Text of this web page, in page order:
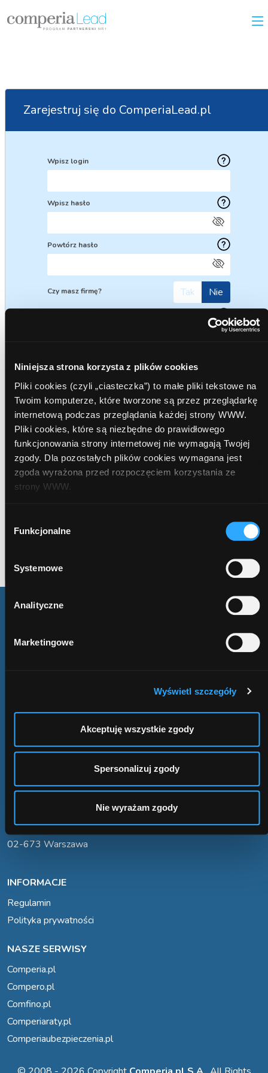
Niniejsza strona korzysta z plików cookies
Pliki cookies (czyli „ciasteczka”) to małe pliki tekstowe na
Twoim komputerze, które tworzone są przez przeglądarkę
internetową podczas przeglądania każdej strony WWW.
Pliki cookies, które są niezbędne do prawidłowego
funkcjonowania strony internetowej nie wymagają Twojej
zgody. Dla pozostałych plików cookies wymagana jest
zgoda wyrażona przed rozpoczęciem korzystania ze
strony WWW.
korzystania z plików cookies. Więcej:
Polityka
zgody
Funkcjonalne
Systemowe
Analityczne
Marketingowe
Wyświetl szczegóły
Akceptuję wszystkie zgody
Spersonalizuj zgody
Nie wyrażam zgody
Zarejestruj się do ComperiaLead.pl
Wpisz login
Wpisz hasło
Powtórz hasło
Czy masz firmę? Tak Nie
Wpisz e-mail
Wpisz numer telefonu
Obserwuj nas
INFORMACJE
Regulamin
Polityka prywatności
NASZE SERWISY
Comperia.pl
Compero.pl
Comfino.pl
Comperiaraty.pl
Comperiaubezpieczenia.pl
ADRES
ul. Konstruktorska 13 (wejście C)
02-673 Warszawa
kontakt@comperialead.plkonsultant@comperialead.pl